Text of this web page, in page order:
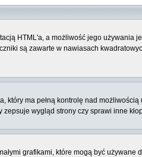
HTML'a, a możliwość jego używania
są zawarte w nawiasach
który ma pełną kontrolę nad
wygląd strony czy sprawi inne
grafikami, które mogą być